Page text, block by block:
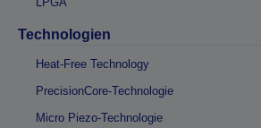
Technologien
Heat-Free Technology
PrecisionCore-Technologie
Micro Piezo-Technologie